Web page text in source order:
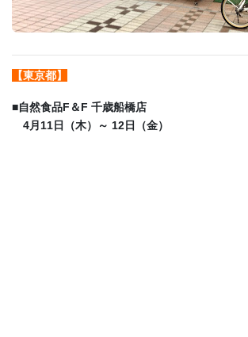
【東京都】
■自然食品F＆F 千歳船橋店
4月11日（木）～ 12日（金）